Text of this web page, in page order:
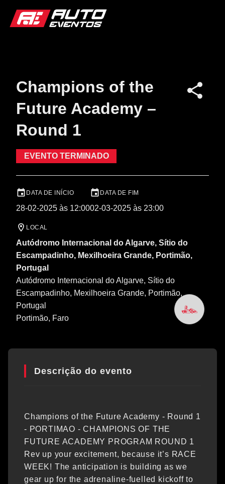
Champions of the
Future Academy –
Round 1
EVENTO TERMINADO
DATA DE INÍCIO
28-02-2025 às 12:00
DATA DE FIM
02-03-2025 às 23:00
LOCAL
Autódromo Internacional do Algarve, Sítio do
Escampadinho, Mexilhoeira Grande, Portimão,
Portugal
Autódromo Internacional do Algarve, Sítio do
Escampadinho, Mexilhoeira Grande, Portimão,
Portugal
Portimão, Faro
Descrição do evento
Champions of the Future Academy - Round 1
- PORTIMAO - CHAMPIONS OF THE
FUTURE ACADEMY PROGRAM ROUND 1
Rev up your excitement, because it’s RACE
WEEK! The anticipation is building as we
gear up for the adrenaline-fuelled kickoff to